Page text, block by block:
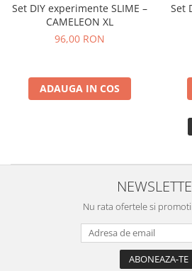
Set DIY experimente SLIME –
CAMELEON XL
96,00 RON
ADAUGA IN COS
Set
Nu rata ofertele si